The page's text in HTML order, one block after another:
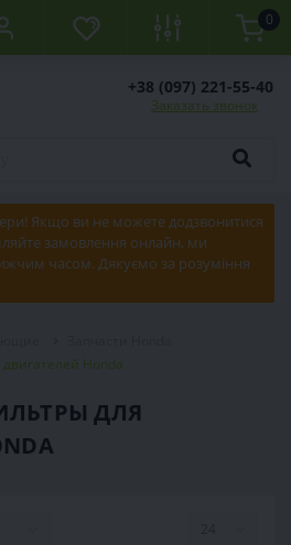
0
+38 (097) 221-55-40
Заказать звонок
Якщо ви не можете додзвонитися
замовлення онлайн, ми
часом. Дякуємо за розуміння
Honda
ДЛЯ